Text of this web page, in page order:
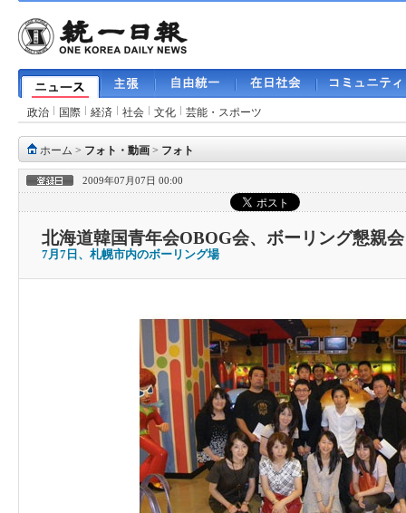
政治 国際 経済 社会 文化 芸能・スポーツ
ホーム > フォト・動画 > フォト
2009年07月07日 00:00
北海道韓国青年会OBOG会、ボーリング懇親
7月7日、札幌市内のボーリング場